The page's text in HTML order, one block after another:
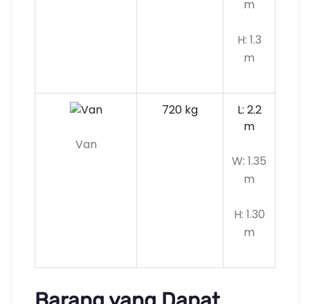
m
H: 1.3
m
Van
720 kg
L: 2.2
m
W: 1.35
m
H: 1.30
m